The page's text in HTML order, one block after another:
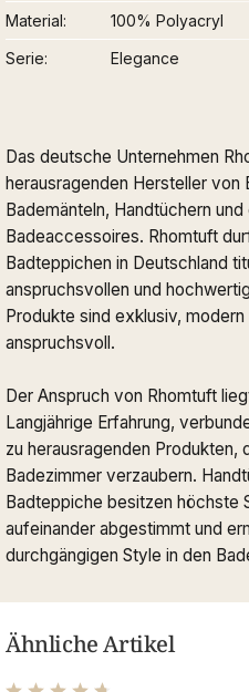
Material
100% Polyacryl
Serie
Elegance
Das deutsche Unternehmen
herausragenden Hersteller von
Bademänteln, Handtüchern
Badeaccessoires. Rhomtuft
Badteppichen in Deutschland
anspruchsvollen und
Produkte sind exklusiv,
anspruchsvoll.
Der Anspruch von Rhomtuft
Langjährige Erfahrung,
zu herausragenden Produkten,
Badezimmer verzaubern.
Badteppiche besitzen höchste
aufeinander abgestimmt und
durchgängigen Style in den
Ähnliche Artikel